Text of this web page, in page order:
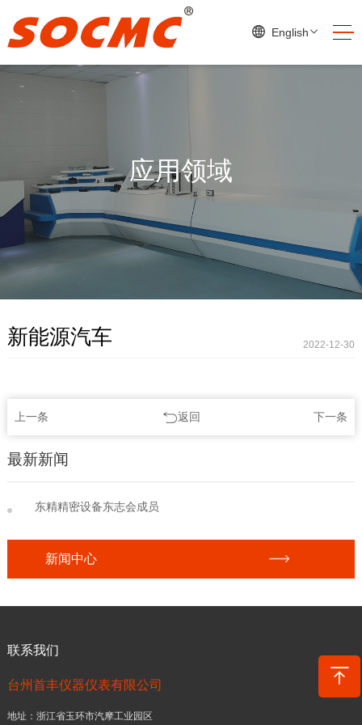
English
应用领域
新能源汽车 2022-12-30
上一条 返回 下一条
最新新闻
东精精密设备东志会成员
新闻中心
联系我们
台州首丰仪器仪表有限公司
地址：浙江省玉环市汽摩工业园区